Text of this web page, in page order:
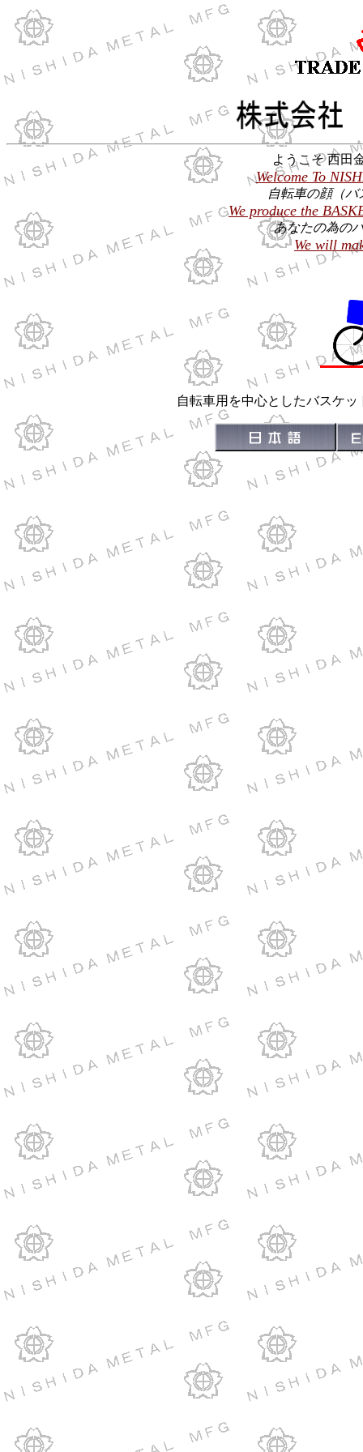
ようこそ 西田
Welcome To
自転車の顔（
We produce the
あなたの為の
We will
自転車用を中心としたバスケ